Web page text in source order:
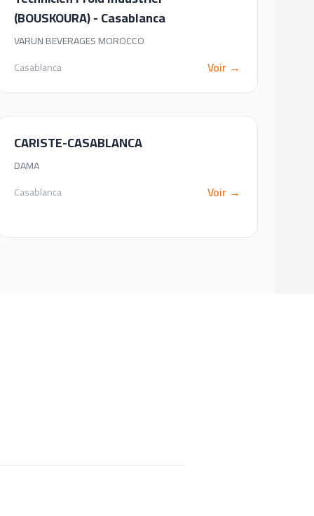
(BOUSKOURA) - Casablanca
VARUN BEVERAGES MOROCCO
Casablanca
Voir →
CARISTE-CASABLANCA
DAMA
Casablanca
Voir →